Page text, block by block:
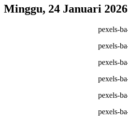
Minggu, 24 Januari 2026